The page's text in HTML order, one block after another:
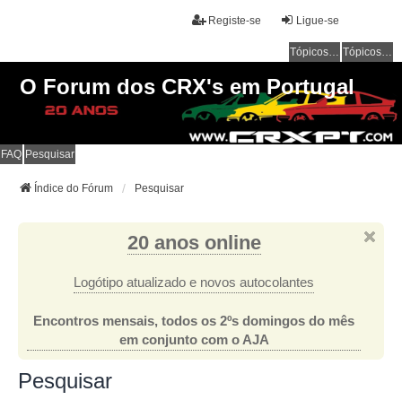
Ligue-se
Registe-se
Tópicos sem resposta Tópicos ativos
O Forum dos CRX's em Portugal
FAQ Pesquisar
Índice do Fórum Pesquisar
20 anos online
Logótipo atualizado e novos autocolantes
Encontros mensais, todos os 2ºs domingos do mês
em conjunto com o AJA
Pesquisar